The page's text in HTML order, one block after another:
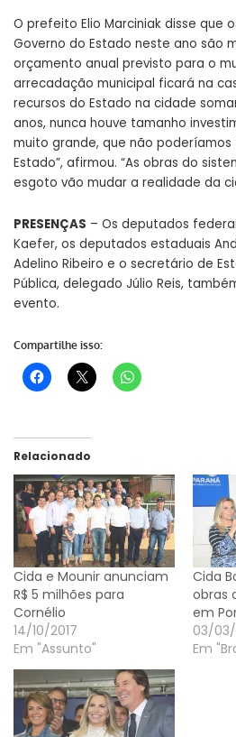
O prefeito Elio Marciniak disse que
Governo do Estado neste ano são
orçamento anual previsto para o
arrecadação municipal ficará na
recursos do Estado na cidade
anos, nunca houve tamanho
muito grande, que não
Estado”, afirmou. “As obras do
esgoto vão mudar a realidade da
PRESENÇAS – Os deputados
Kaefer, os deputados estaduais
Adelino Ribeiro e o secretário de
Pública, delegado Júlio Reis,
evento.
Compartilhe isso:
Relacionado
Cida e Mounir anunciam
R$ 5 milhões para
Cornélio
14/10/2017
Em "Assunto"
Cida
obras
em
03/03/
Em